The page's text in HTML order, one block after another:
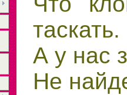
таскать.
А у нас
Не